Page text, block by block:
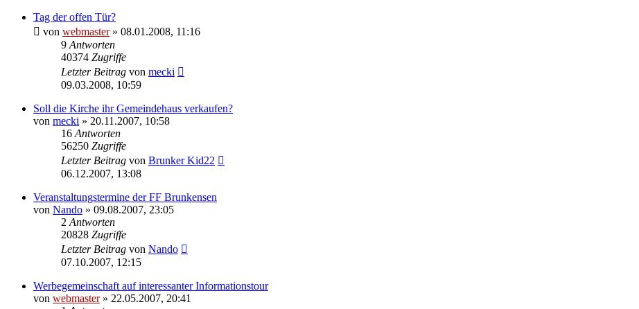
Tag der offen Tür?
von webmaster» 08.01.2008, 11:16
9 Antworten
40374 Zugriffe
Letzter Beitrag von mecki
09.03.2008, 10:59
Soll die Kirche ihr Gemeindehaus verkaufen?
von mecki » 20.11.2007, 10:58
16 Antworten
56250 Zugriffe
Letzter Beitrag von Brunker Kid22
06.12.2007, 13:08
Veranstaltungstermine der FF Brunkensen
von Nando » 09.08.2007, 23:05
2 Antworten
20828 Zugriffe
Letzter Beitrag von Nando
07.10.2007, 12:15
Werbegemeinschaft auf interessanter Informationstour
von webmaster» 22.05.2007, 20:41